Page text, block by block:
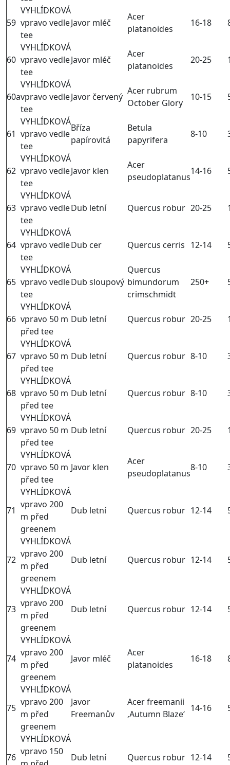
59
VYHLÍDKOVÁ
vpravo vedle
tee
Javor mléč
Acer
platanoides
16-18
60
VYHLÍDKOVÁ
vpravo vedle
tee
Javor mléč
Acer
platanoides
20-25
60a
VYHLÍDKOVÁ
vpravo vedle
tee
Javor červený
Acer rubrum
October Glory
10-15
61
VYHLÍDKOVÁ
vpravo vedle
tee
Bříza
papírovitá
Betula
papyrifera
8-10
62
VYHLÍDKOVÁ
vpravo vedle
tee
Javor klen
Acer
pseudoplatanus
14-16
63
VYHLÍDKOVÁ
vpravo vedle
tee
Dub letní Quercus robur 20-25
64
VYHLÍDKOVÁ
vpravo vedle
tee
Dub cer Quercus cerris 12-14
65
VYHLÍDKOVÁ
vpravo vedle
tee
Dub sloupový
Quercus
bimundorum
crimschmidt
250+
66
VYHLÍDKOVÁ
vpravo 50 m
před tee
Dub letní Quercus robur 20-25
67
VYHLÍDKOVÁ
vpravo 50 m
před tee
Dub letní Quercus robur 8-10
68
VYHLÍDKOVÁ
vpravo 50 m
před tee
Dub letní Quercus robur 8-10
69
VYHLÍDKOVÁ
vpravo 50 m
před tee
Dub letní Quercus robur 20-25
70
VYHLÍDKOVÁ
vpravo 50 m
před tee
Javor klen
Acer
pseudoplatanus
8-10
71
VYHLÍDKOVÁ
vpravo 200
m před
greenem
Dub letní Quercus robur 12-14
72
VYHLÍDKOVÁ
vpravo 200
m před
greenem
Dub letní Quercus robur 12-14
73
VYHLÍDKOVÁ
vpravo 200
m před
greenem
Dub letní Quercus robur 12-14
74
VYHLÍDKOVÁ
vpravo 200
m před
greenem
Javor mléč
Acer
platanoides
16-18
75
VYHLÍDKOVÁ
vpravo 200
m před
greenem
Javor
Freemanův
Acer freemanii
‚Autumn Blaze‘
14-16
76
VYHLÍDKOVÁ
vpravo 150
Dub letní Quercus robur 12-14